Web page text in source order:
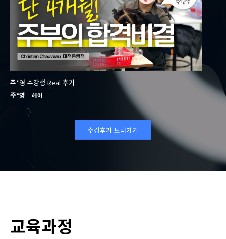
주*영 수강생 Real 후기
주*영
헤어
윤
수강후기 보러가기
교육과정